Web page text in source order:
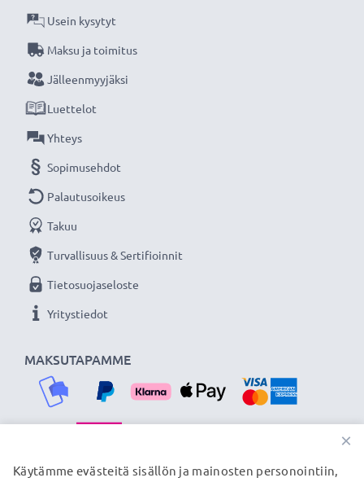
✔ Ei sovellu super-, ultra- tai laajakulmaobjektiiveille
Tekniset tiedot:
Materiaali:Muovi
Muoto: kukkamalli / tulppaani / terälehti
Lisää yksityiskohtia, kontrastia ja väriä
- Vastavalosuoja kukkamalli / tulppaani / terälehti
bajonetti tuotemerkiltä CELLONIC 3 vuoden
takuulla!
MAKSUTAPAMME
Usein kysytyt
Maksu ja toimitus
Jälleenmyyjäksi
Luettelot
Yhteys
Sopimusehdot
Palautusoikeus
Takuu
Turvallisuus & Sertifioinnit
Tietosuojaseloste
Yritystiedot
TOIMITUSKUMPPANIMME
×
Käytämme evästeitä sisällön ja mainosten personointiin,